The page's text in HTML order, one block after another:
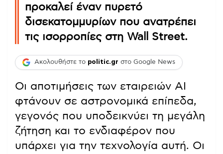
προκαλεί έναν πυρετό
δισεκατομμυρίωνπου ανατρέπει
τις ισορροπίες στη Wall Street.
Ακολουθήστε το politic.gr στο Google News
Οι αποτιμήσεις των εταιρειών AI
φτάνουν σε αστρονομικά επίπεδα,
γεγονός που υποδεικνύει τη μεγάλη
ζήτηση και το ενδιαφέρον που
υπάρχει για την τεχνολογία αυτή. Οι